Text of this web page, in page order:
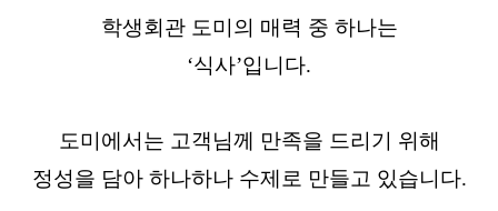
학생회관 도미의 매력 중 하나는
‘식사’입니다.
도미에서는 고객님께 만족을 드리기 위해
정성을 담아 하나하나 수제로 만들고 있습니다.